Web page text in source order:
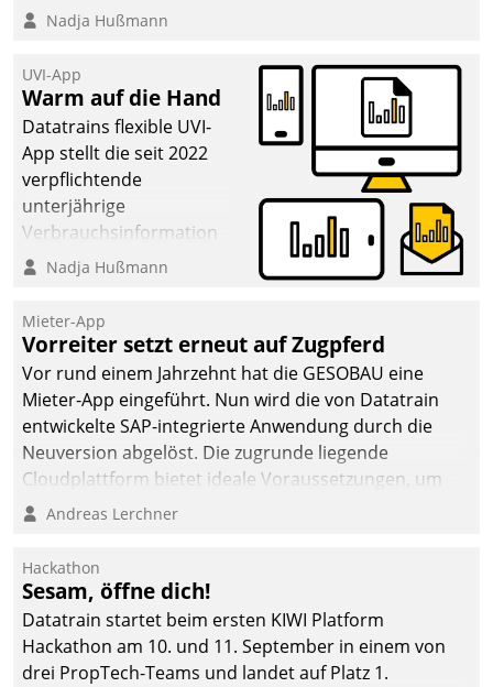
Nadja Hußmann
UVI-App
Warm auf die Hand
Datatrains flexible UVI-
App stellt die seit 2022
verpflichtende
unterjährige
Verbrauchsinformation
schnell, zuverlässig und
Die monatlichen
Mitteilungen zum
Heizungs- und
Wasserverbrauch gehen
automatisiert, vollständig
und auf Wunsch über
mehrere zuvor
Kommunikationswege bei
Nadja Hußmann
Mieter-App
Vorreiter setzt erneut auf Zugpferd
Vor rund einem Jahrzehnt hat die GESOBAU eine
Mieter-App eingeführt. Nun wird die von Datatrain
entwickelte SAP-integrierte Anwendung durch die
Neuversion abgelöst. Die zugrunde liegende
Cloudplattform bietet ideale Voraussetzungen, um
die Funktionalität der App zu erweitern und weitere
integrieren.
Andreas Lerchner
Hackathon
Sesam, öffne dich!
Datatrain startet beim ersten KIWI Platform
Hackathon am 10. und 11. September in einem von
drei PropTech-Teams und landet auf Platz 1.